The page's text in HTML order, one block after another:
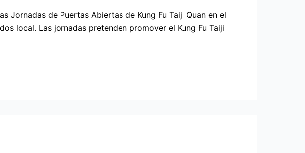
Jornadas de Puertas Abiertas de Kung Fu Taiji Quan en el
local. Las jornadas pretenden promover el Kung Fu Taiji